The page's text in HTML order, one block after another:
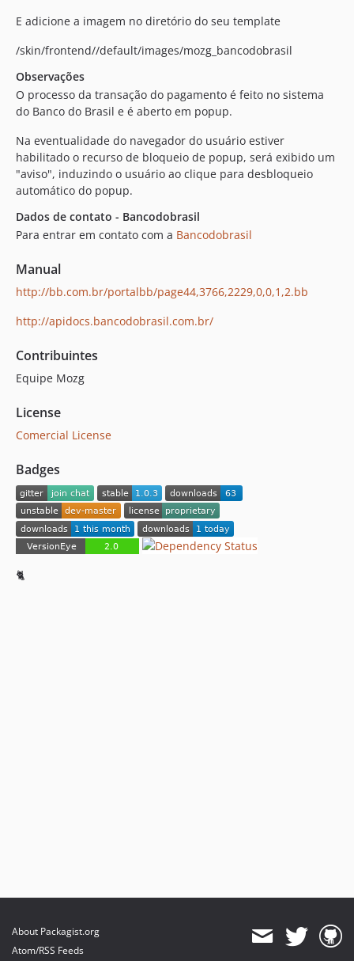
E adicione a imagem no diretório do seu template
/skin/frontend//default/images/mozg_bancodobrasil
Observações
O processo da transação do pagamento é feito no sistema
do Banco do Brasil e é aberto em popup.
Na eventualidade do navegador do usuário estiver
habilitado o recurso de bloqueio de popup, será exibido um
"aviso", induzindo o usuário ao clique para desbloqueio
automático do popup.
Dados de contato - Bancodobrasil
Para entrar em contato com a Bancodobrasil
Manual
http://bb.com.br/portalbb/page44,3766,2229,0,0,1,2.bb
http://apidocs.bancodobrasil.com.br/
Contribuintes
Equipe Mozg
License
Comercial License
Badges
🐈
About Packagist.org
Atom/RSS Feeds